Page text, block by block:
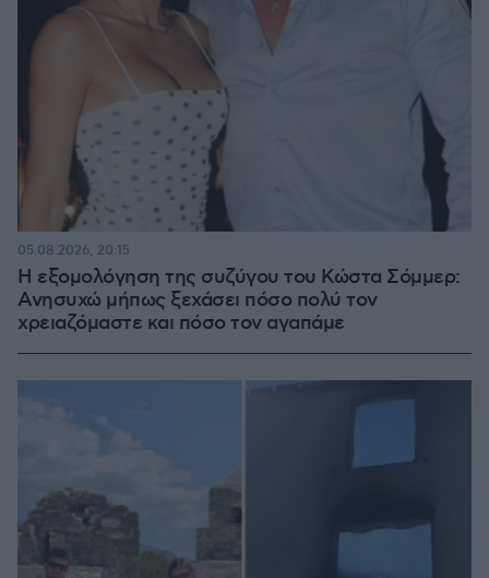
Η εξομολόγηση της συζύγου του Κώστα Σόμμερ:
Ανησυχώ μήπως ξεχάσει πόσο πολύ τον
χρειαζόμαστε και πόσο τον αγαπάμε
05.08.2026, 20:15